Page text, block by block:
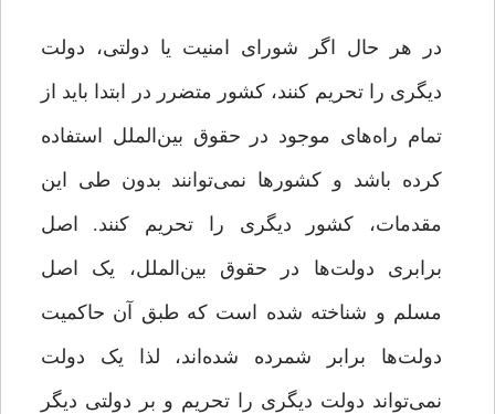
در هر حال اگر شورای امنیت یا دولتی، دولت
دیگری را تحریم کنند، کشور متضرر در ابتدا باید از
تمام راه‌های موجود در حقوق بین‌الملل استفاده
کرده باشد و کشورها نمی‌توانند بدون طی این
مقدمات، کشور دیگری را تحریم کنند. اصل
برابری دولت‌ها در حقوق بین‌الملل، یک اصل
مسلم و شناخته شده است که طبق آن حاکمیت
دولت‌ها برابر شمرده شده‌اند، لذا یک دولت
نمی‌تواند دولت دیگری را تحریم و بر دولتی دیگر